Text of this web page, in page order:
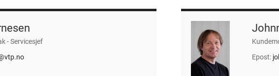
- Servicesjef
Epost: